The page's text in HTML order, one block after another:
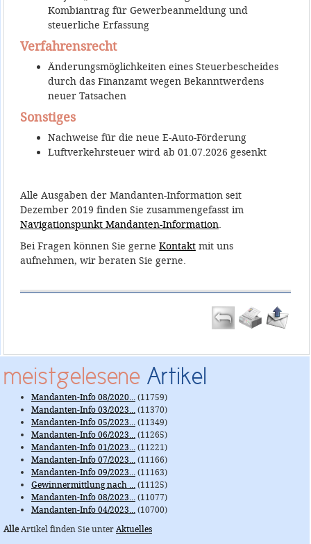
Kombiantrag für Gewerbeanmeldung und
steuerliche Erfassung
Verfahrensrecht
Änderungsmöglichkeiten eines Steuerbescheides
durch das Finanzamt wegen Bekanntwerdens
neuer Tatsachen
Sonstiges
Nachweise für die neue E-Auto-Förderung
Luftverkehrsteuer wird ab 01.07.2026 gesenkt
Alle Ausgaben der Mandanten-Information seit
Dezember 2019 finden Sie zusammengefasst im
Navigationspunkt Mandanten-Information.
Bei Fragen können Sie gerne Kontaktmit uns
aufnehmen, wir beraten Sie gerne.
meistgelesene Artikel
Mandanten-Info 08/2020...(11759)
Mandanten-Info 03/2023...(11370)
Mandanten-Info 05/2023...(11349)
Mandanten-Info 06/2023...(11265)
Mandanten-Info 01/2023...(11221)
Mandanten-Info 07/2023...(11166)
Mandanten-Info 09/2023...(11163)
Gewinnermittlung nach ...(11125)
Mandanten-Info 08/2023...(11077)
Mandanten-Info 04/2023...(10700)
AlleArtikel finden Sie unterAktuelles